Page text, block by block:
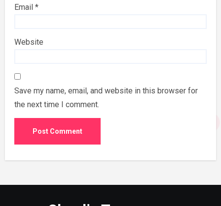
Email*
Website
Save my name, email, and website in this browser for
the next time I comment.